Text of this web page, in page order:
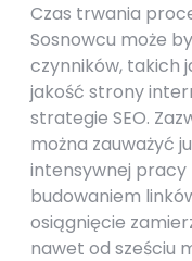
Czas trwania
Sosnowcu może
czynników, takich
jakość strony
strategie SEO.
można zauważyć
intensywnej
budowaniem
osiągnięcie
nawet od sześciu